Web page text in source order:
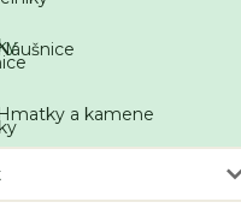
Hmatky a kamene